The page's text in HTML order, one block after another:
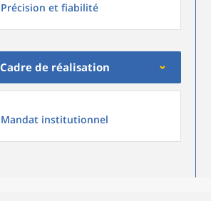
Précision et fiabilité
Cadre de réalisation
Mandat institutionnel